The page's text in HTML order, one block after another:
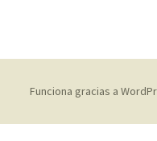
Funciona gracias a